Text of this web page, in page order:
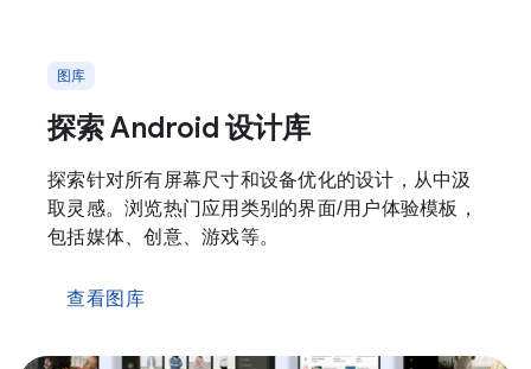
图库
探索 Android 设计库
探索针对所有屏幕尺寸和设备优化的设计，从中汲
取灵感。浏览热门应用类别的界面/用户体验模板，
包括媒体、创意、游戏等。
查看图库